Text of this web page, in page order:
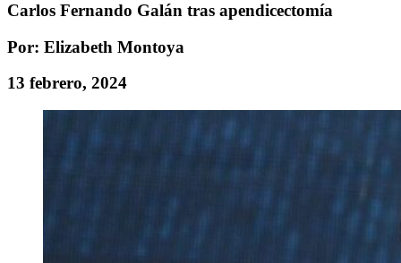
Carlos Fernando Galán tras apendicectomía
Por: Elizabeth Montoya
13 febrero, 2024